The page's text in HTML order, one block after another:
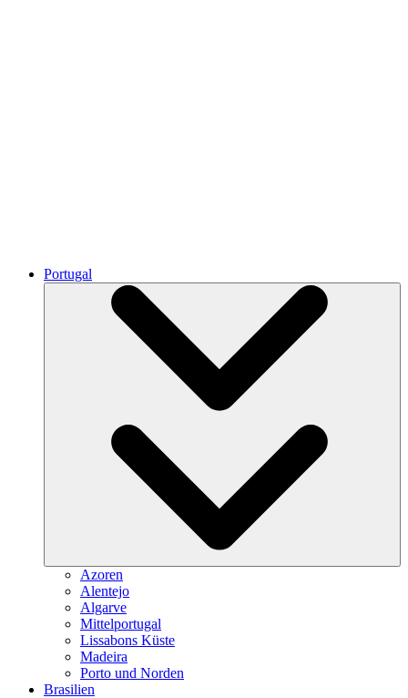
Portugal
Azoren
Alentejo
Algarve
Mittelportugal
Lissabons Küste
Madeira
Porto und Norden
Brasilien